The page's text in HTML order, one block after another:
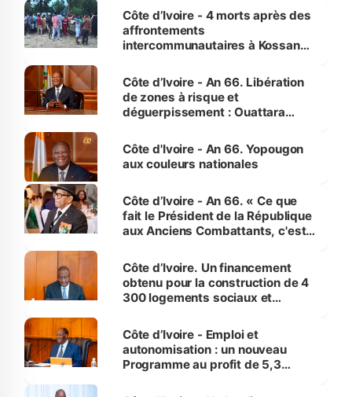
générations futures »
Côte d’Ivoire - 4 morts après des
affrontements
intercommunautaires à Kossandji
milieu des sinistrés
Côte d’Ivoire - An 66. Libération
de zones à risque et
déguerpissement : Ouattara
l'Etat de droit pour préserver les
vies humaines »
Côte d'Ivoire - An 66. Yopougon
aux couleurs nationales
Côte d’Ivoire - An 66. « Ce que
fait le Président de la République
aux Anciens Combattants, c'est
Côte d’Ivoire. Un financement
obtenu pour la construction de 4
300 logements sociaux et
et Yamoussoukro
Côte d’Ivoire - Emploi et
autonomisation : un nouveau
Programme au profit de 5,3